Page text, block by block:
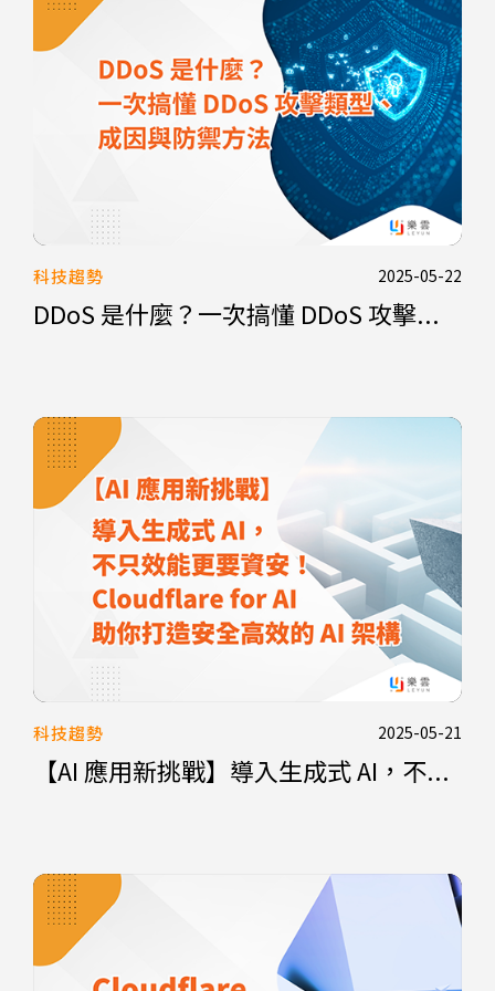
科技趨勢 2025-05-22
DDoS 是什麼？一次搞懂 DDoS 攻擊...
科技趨勢 2025-05-21
【AI 應用新挑戰】導入生成式 AI，不...